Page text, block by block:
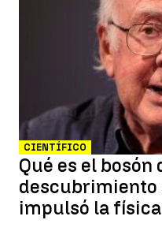
CIENTÍFICO
Qué es el bosón
impulsó la